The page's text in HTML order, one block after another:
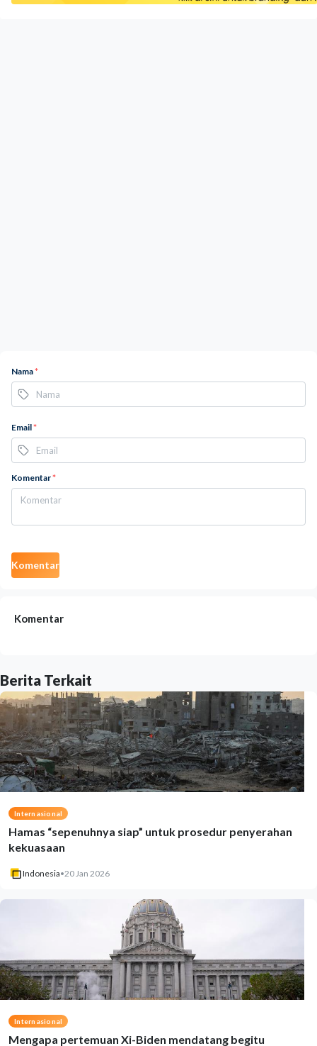
Nama*
Email*
Komentar*
Komentar
Komentar
Berita Terkait
Internasional
Hamas “sepenuhnya siap” untuk prosedur penyerahan
kekuasaan
Indonesia•20 Jan 2026
Internasional
Mengapa pertemuan Xi-Biden mendatang begitu